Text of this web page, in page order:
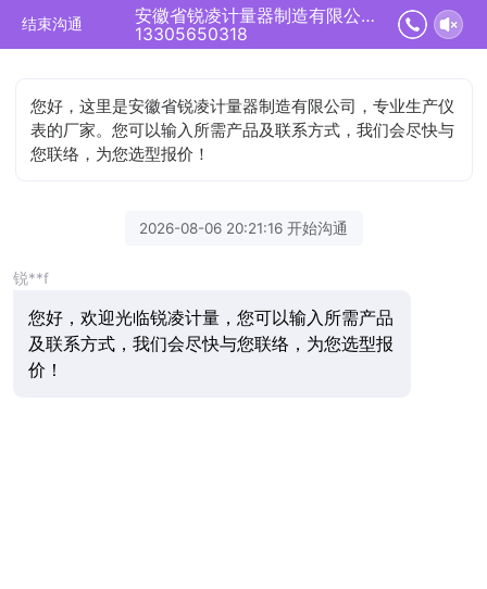
结束沟通
安徽省锐凌计量器制造有限公司正在为您服务
13305650318
您好，这里是安徽省锐凌计量器制造有限公司，专业生产仪
表的厂家。您可以输入所需产品及联系方式，我们会尽快与
您联络，为您选型报价！
2026-08-06 20:21:16 开始沟通
锐**f
您好，欢迎光临锐凌计量，您可以输入所需产品
及联系方式，我们会尽快与您联络，为您选型报
价！